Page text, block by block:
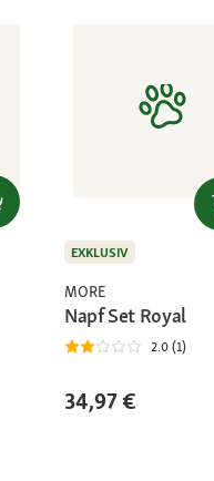
EXKLUSIV
MORE
Napf Set Royal
2.0 (1)
34,97 €